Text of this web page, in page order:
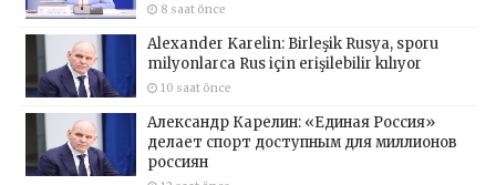
8 saat önce
Alexander Karelin: Birleşik Rusya, sporu
milyonlarca Rus için erişilebilir kılıyor
10 saat önce
Александр Карелин: «Единая Россия»
делает спорт доступным для миллионов
россиян